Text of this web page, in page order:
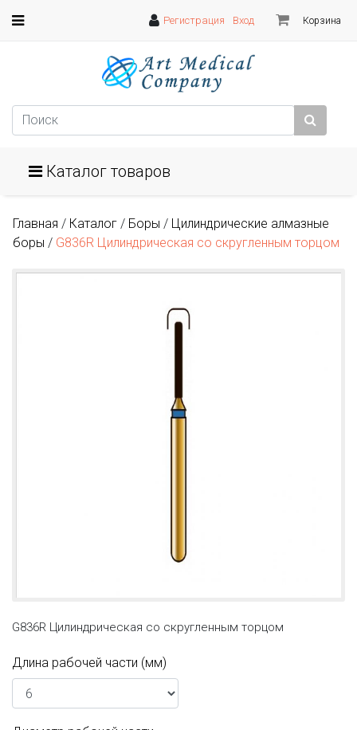
Регистрация Вход Корзина
Каталог товаров
Главная / Каталог / Боры / Цилиндрические алмазные
боры / G836R Цилиндрическая со скругленным торцом
G836R Цилиндрическая со скругленным торцом
Длина рабочей части (мм)